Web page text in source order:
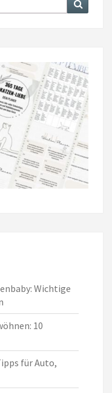
Wichtige
10
für Auto,